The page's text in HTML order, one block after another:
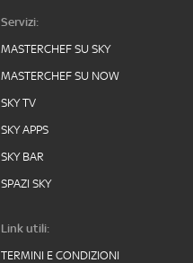
Servizi:
MASTERCHEF SU SKY
MASTERCHEF SU NOW
SKY TV
SKY APPS
SKY BAR
SPAZI SKY
Link utili:
TERMINI E CONDIZIONI